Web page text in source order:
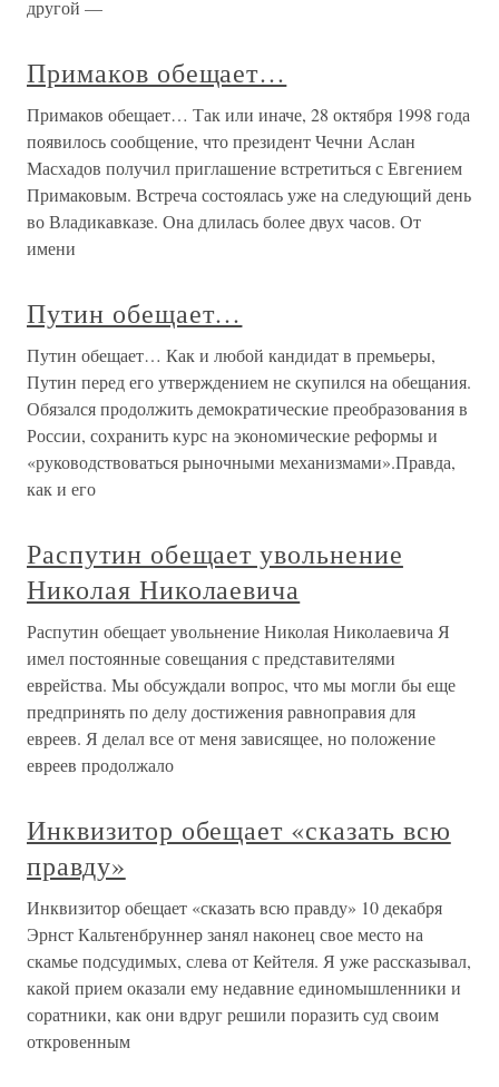
другой —
Примаков обещает…
Примаков обещает… Так или иначе, 28 октября 1998 года
появилось сообщение, что президент Чечни Аслан
Масхадов получил приглашение встретиться с Евгением
Примаковым. Встреча состоялась уже на следующий день
во Владикавказе. Она длилась более двух часов. От
имени
Путин обещает…
Путин обещает… Как и любой кандидат в премьеры,
Путин перед его утверждением не скупился на обещания.
Обязался продолжить демократические преобразования в
России, сохранить курс на экономические реформы и
«руководствоваться рыночными механизмами».Правда,
как и его
Распутин обещает увольнение
Николая Николаевича
Распутин обещает увольнение Николая Николаевича Я
имел постоянные совещания с представителями
еврейства. Мы обсуждали вопрос, что мы могли бы еще
предпринять по делу достижения равноправия для
евреев. Я делал все от меня зависящее, но положение
евреев продолжало
Инквизитор обещает «сказать всю
правду»
Инквизитор обещает «сказать всю правду» 10 декабря
Эрнст Кальтенбруннер занял наконец свое место на
скамье подсудимых, слева от Кейтеля. Я уже рассказывал,
какой прием оказали ему недавние единомышленники и
соратники, как они вдруг решили поразить суд своим
откровенным